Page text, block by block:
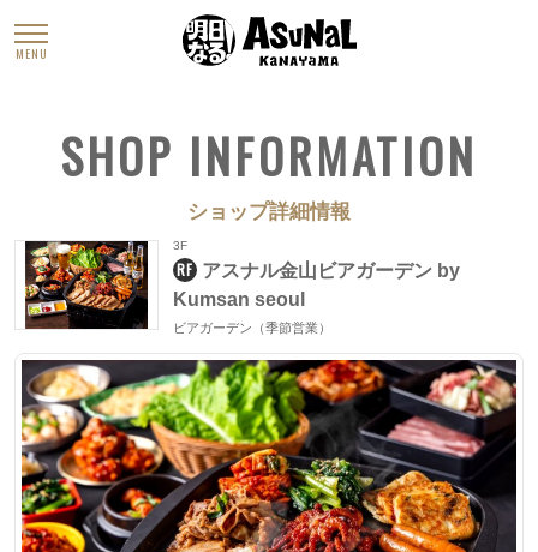
MENU
SHOP INFORMATION
ショップ詳細情報
3F
RF アスナル金山ビアガーデン by
Kumsan seoul
ビアガーデン（季節営業）